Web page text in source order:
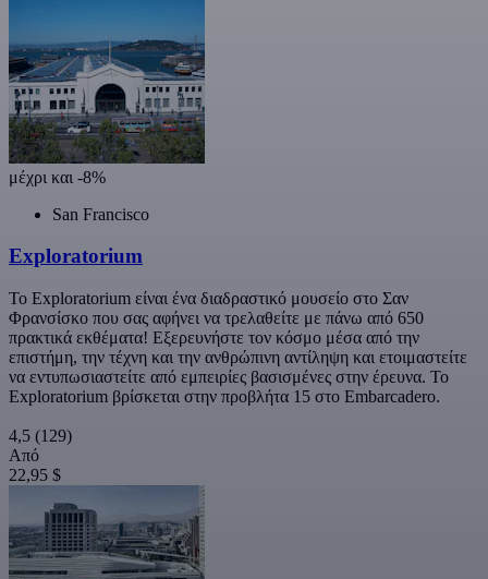
μέχρι και -8%
San Francisco
Exploratorium
Το Exploratorium είναι ένα διαδραστικό μουσείο στο Σαν
Φρανσίσκο που σας αφήνει να τρελαθείτε με πάνω από 650
πρακτικά εκθέματα! Εξερευνήστε τον κόσμο μέσα από την
επιστήμη, την τέχνη και την ανθρώπινη αντίληψη και ετοιμαστείτε
να εντυπωσιαστείτε από εμπειρίες βασισμένες στην έρευνα. Το
Exploratorium βρίσκεται στην προβλήτα 15 στο Embarcadero.
4,5 (129)
Από
22,95 $